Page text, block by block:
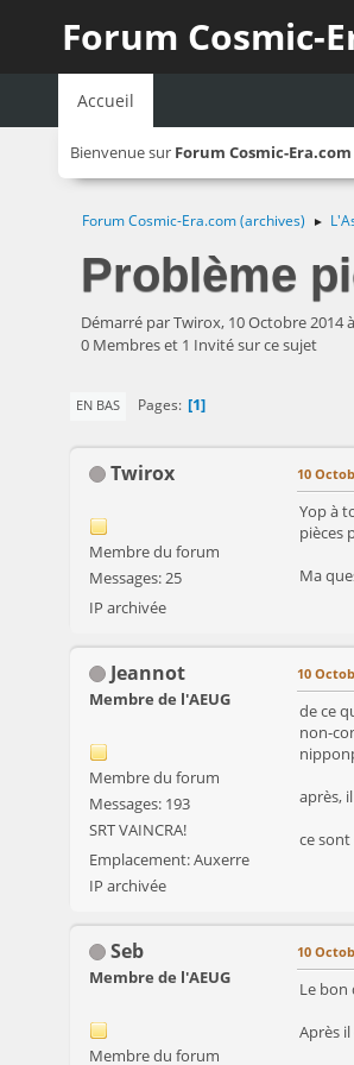
Forum Cosmic-
Accueil
Bienvenue sur Forum Cosmic-
Forum Cosmic-Era.com (archives) ►
Problème
Démarré par Twirox, 10 Octobre 2014
0 Membres et 1 Invité sur ce sujet
EN BAS Pages 1
Twirox
Membre du forum
Messages: 25
IP archivée
10
Yop à
pièces
Ma
Jeannot
Membre de l'AEUG
Membre du forum
Messages: 193
SRT VAINCRA!
Emplacement: Auxerre
IP archivée
10
de ce
non-
après,
ce
Seb
Membre de l'AEUG
Membre du forum
10
Le bon
Après